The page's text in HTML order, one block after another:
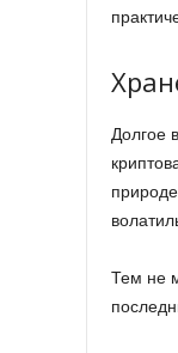
Долгое
Тем не